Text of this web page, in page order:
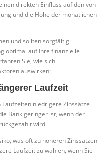
direkten Einfluss auf den von
und die Höhe der monatlichen
und sollten sorgfältig
optimal auf Ihre finanzielle
Sie, wie sich
auswirken:
Laufzeit
niedrigere Zinssätze
Bank geringer ist, wenn der
wird.
was oft zu höheren Zinssätzen
Laufzeit zu wählen, wenn Sie